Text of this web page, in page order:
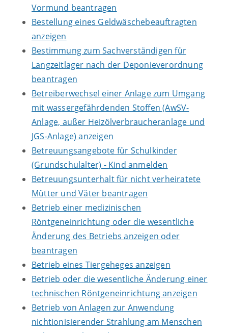
Vormund beantragen
Bestellung eines Geldwäschebeauftragten
anzeigen
Bestimmung zum Sachverständigen für
Langzeitlager nach der Deponieverordnung
beantragen
Betreiberwechsel einer Anlage zum Umgang
mit wassergefährdenden Stoffen (AwSV-
Anlage, außer Heizölverbraucheranlage und
JGS-Anlage) anzeigen
Betreuungsangebote für Schulkinder
(Grundschulalter) - Kind anmelden
Betreuungsunterhalt für nicht verheiratete
Mütter und Väter beantragen
Betrieb einer medizinischen
Röntgeneinrichtung oder die wesentliche
Änderung des Betriebs anzeigen oder
beantragen
Betrieb eines Tiergeheges anzeigen
Betrieb oder die wesentliche Änderung einer
technischen Röntgeneinrichtung anzeigen
Betrieb von Anlagen zur Anwendung
nichtionisierender Strahlung am Menschen